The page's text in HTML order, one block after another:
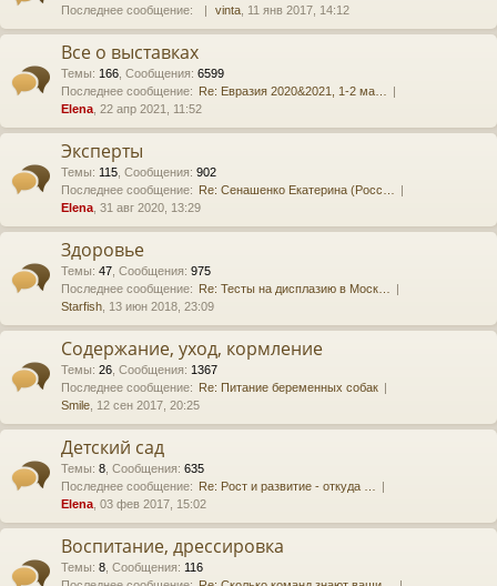
Последнее сообщение:
vinta , 11 янв 2017, 14:12
Все о выставках
Темы: 166 Сообщения: 6599
Последнее сообщение: Re: Евразия 2020&2021, 1-2 ма…
Elena , 22 апр 2021, 11:52
Эксперты
Темы: 115 Сообщения: 902
Последнее сообщение: Re: Сенашенко Екатерина (Росс…
Elena , 31 авг 2020, 13:29
Здоровье
Темы: 47 Сообщения: 975
Последнее сообщение: Re: Тесты на дисплазию в Моск…
Starfish , 13 июн 2018, 23:09
Содержание, уход, кормление
Темы: 26 Сообщения: 1367
Последнее сообщение: Re: Питание беременных собак
Smile , 12 сен 2017, 20:25
Детский сад
Темы: 8 Сообщения: 635
Последнее сообщение: Re: Рост и развитие - откуда …
Elena , 03 фев 2017, 15:02
Воспитание, дрессировка
Темы: 8 Сообщения: 116